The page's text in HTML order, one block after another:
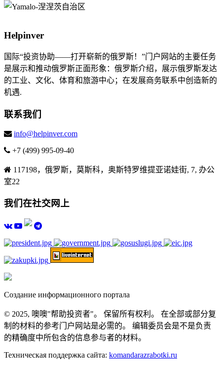
Helpinver
国际“投资协助——打开崭新的俄罗斯！”门户网站的主要任务
是展示和推动俄罗斯正面形象：俄罗斯介绍，展示俄罗斯发达
的工业、文化、体育和旅游中心；在发展商务联系中创造新的
机遇.
联系我们
info@helpinver.com
+7 (499) 995-09-40
117198，俄罗斯，莫斯科，奥斯特罗维提亚诺娃街, 7, 办公
室22
我们在社交网上
Создание информационного портала
© 2025, 噢噢"帮助投资者"。 保留所有权利。 在全部或部分复
制的材料的参考门户网站是必需的。 编辑委员会是不是负责
的精确度中所包含的信息参与者的材料。
Техническая поддержка сайта: komandarazrabotki.ru